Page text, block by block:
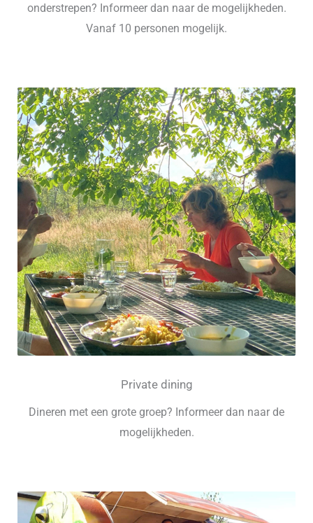
onderstrepen? Informeer dan naar de mogelijkheden.
Vanaf 10 personen mogelijk.
Private dining
Dineren met een grote groep? Informeer dan naar de
mogelijkheden.